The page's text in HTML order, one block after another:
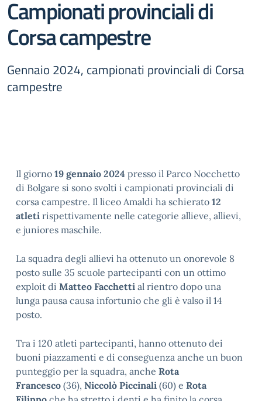
Campionati provinciali di
Corsa campestre
Gennaio 2024, campionati provinciali di Corsa
campestre
Il giorno 19 gennaio 2024 presso il Parco Nocchetto
di Bolgare si sono svolti i campionati provinciali di
corsa campestre. Il liceo Amaldi ha schierato 12
atleti rispettivamente nelle categorie allieve, allievi,
e juniores maschile.
La squadra degli allievi ha ottenuto un onorevole 8
posto sulle 35 scuole partecipanti con un ottimo
exploit di Matteo Facchetti al rientro dopo una
lunga pausa causa infortunio che gli è valso il 14
posto.
Tra i 120 atleti partecipanti, hanno ottenuto dei
buoni piazzamenti e di conseguenza anche un buon
punteggio per la squadra, anche Rota
Francesco (36), Niccolò Piccinali (60) e Rota